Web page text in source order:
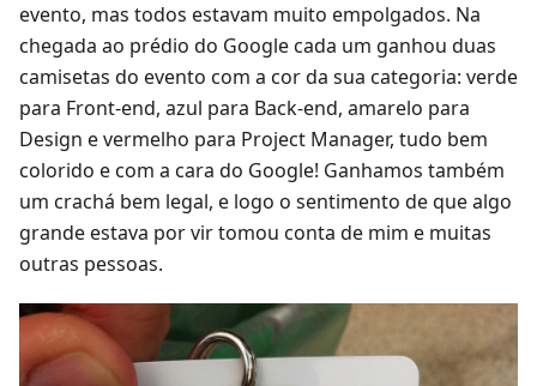
evento, mas todos estavam muito empolgados. Na
chegada ao prédio do Google cada um ganhou duas
camisetas do evento com a cor da sua categoria: verde
para Front-end, azul para Back-end, amarelo para
Design e vermelho para Project Manager, tudo bem
colorido e com a cara do Google! Ganhamos também
um crachá bem legal, e logo o sentimento de que algo
grande estava por vir tomou conta de mim e muitas
outras pessoas.